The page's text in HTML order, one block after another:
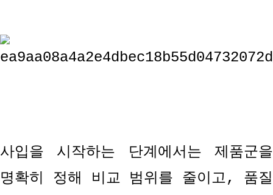
사입을 시작하는 단계에서는 제품군을
명확히 정해 비교 범위를 줄이고, 품질